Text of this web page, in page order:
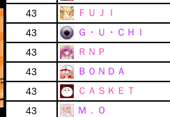
43
ＦＵＪＩ
43
Ｇ・Ｕ・ＣＨＩ
43
ＲＮＰ
43
Ｂ０ＮＤＡ
43
ＣＡＳＫＥＴ
43
Ｍ．Ｏ